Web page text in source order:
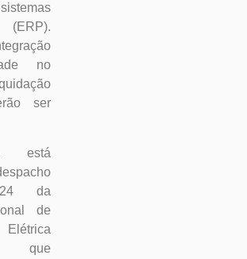
(ERP).
no
ser
está
da
de
que